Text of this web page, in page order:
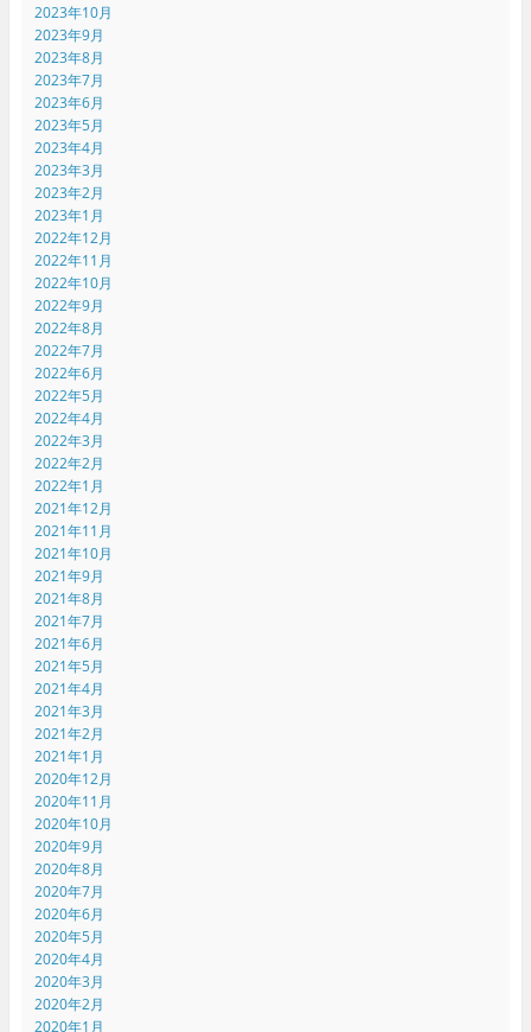
2023年10月
2023年9月
2023年8月
2023年7月
2023年6月
2023年5月
2023年4月
2023年3月
2023年2月
2023年1月
2022年12月
2022年11月
2022年10月
2022年9月
2022年8月
2022年7月
2022年6月
2022年5月
2022年4月
2022年3月
2022年2月
2022年1月
2021年12月
2021年11月
2021年10月
2021年9月
2021年8月
2021年7月
2021年6月
2021年5月
2021年4月
2021年3月
2021年2月
2021年1月
2020年12月
2020年11月
2020年10月
2020年9月
2020年8月
2020年7月
2020年6月
2020年5月
2020年4月
2020年3月
2020年2月
2020年1月